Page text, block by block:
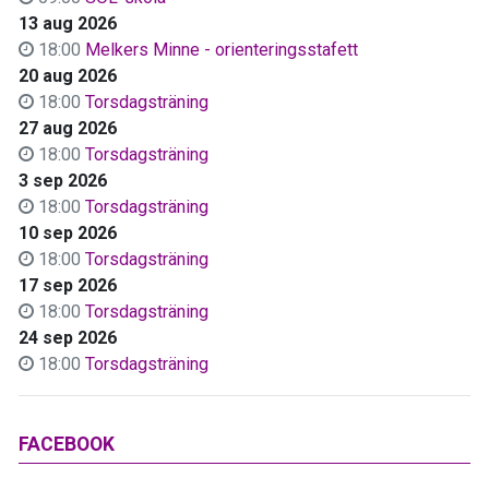
13 aug 2026
18:00 Melkers Minne - orienteringsstafett
20 aug 2026
18:00 Torsdagsträning
27 aug 2026
18:00 Torsdagsträning
3 sep 2026
18:00 Torsdagsträning
10 sep 2026
18:00 Torsdagsträning
17 sep 2026
18:00 Torsdagsträning
24 sep 2026
18:00 Torsdagsträning
FACEBOOK